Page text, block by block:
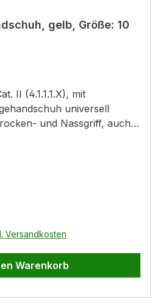
gelb, Größe: 10
II (4.1.1.1.X), mit
universell
und Nassgriff, auch
Versandkosten
Warenkorb